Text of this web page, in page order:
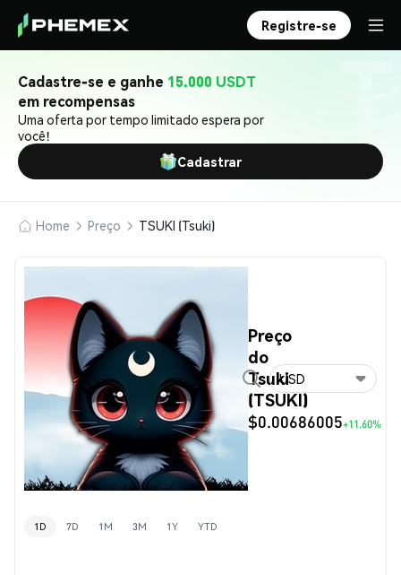
Registre-se
Cadastre-se e ganhe 15.000 USDT
em recompensas
Uma oferta por tempo limitado espera por
você!
Cadastrar
Home Preço TSUKI (Tsuki)
Preço
do
Tsuki
(TSUKI)
$0.00686005+11.60%
USD
1D 7D 1M 3M 1Y YTD